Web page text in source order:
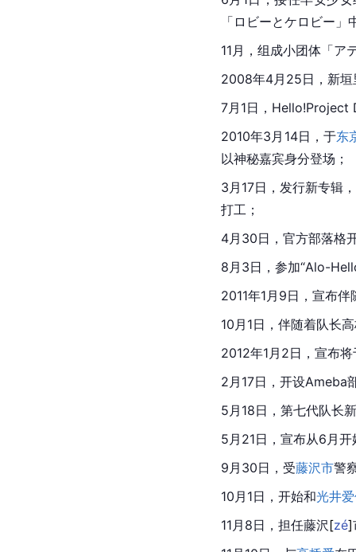
「ロビーとケロビー
11月，组成小团体「ア
2008年4月25日，新
7月1日，Hello!Project
2010年3月14日，于东
以神秘嘉宾身分登场；
3月17日，发行新专辑
打工；
4月30日，官方部落格
8月3日，参加“Alo-
2011年1月9日，宣布伴
10月1日，伴随着队长
2012年1月2日，宣布
2月17日，开设Ameba
5月18日，第七代队长
5月21日，宣布从6月
9月30日，受藤沢市警
10月1日，开始和光井
11月8日，担任藤沢[zé]